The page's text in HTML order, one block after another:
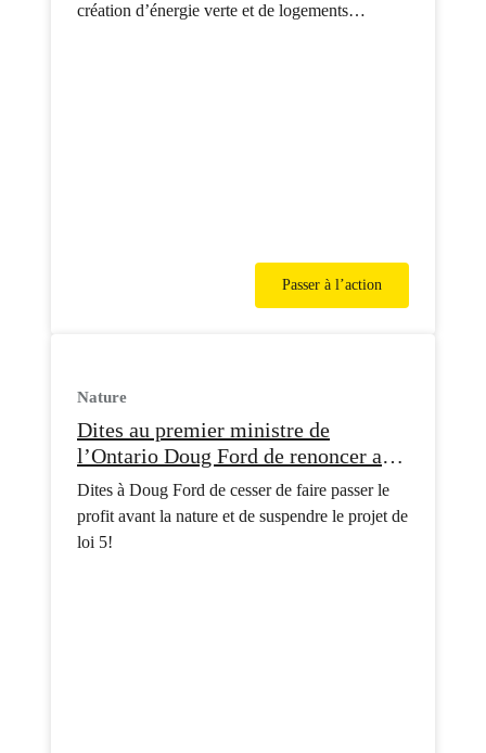
création d’énergie verte et de logements
Passer à l’action
Nature
Dites au premier ministre de
l’Ontario Doug Ford de renoncer au
projet de loi 5!
Dites à Doug Ford de cesser de faire passer le
profit avant la nature et de suspendre le projet de
loi 5!